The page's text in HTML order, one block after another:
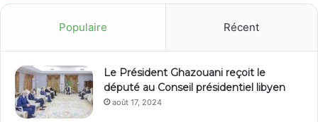
Populaire Récent
Le Président Ghazouani reçoit le
député au Conseil présidentiel libyen
août 17, 2024